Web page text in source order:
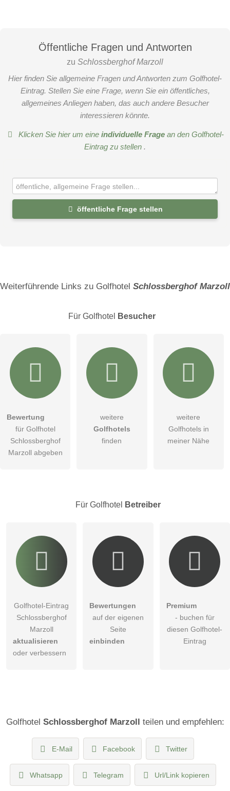
Öffentliche Fragen und Antworten
zu Schlossberghof Marzoll
Hier finden Sie allgemeine Fragen und Antworten zum Golfhotel-
Eintrag. Stellen Sie eine Frage, wenn Sie ein öffentliches,
allgemeines Anliegen haben, das auch andere Besucher
interessieren könnte.
Klicken Sie hier um eine individuelle Fragean den Golfhotel-
Eintrag zu stellen .
öffentliche Frage stellen
E-Mail-Adresse (wird nicht veröffentlicht)
Hiermit akzeptiere ich dieAGB
DieDatenschutzerklärung habe ich zur Kenntnis genommen.
.
Weiterführende Links zu Golfhotel Schlossberghof Marzoll
Für Golfhotel Besucher
Bewertung
für Golfhotel
Schlossberghof
Marzoll abgeben
weitere
Golfhotels
finden
weitere
Golfhotels in
meiner Nähe
Für Golfhotel Betreiber
Golfhotel-Eintrag
Schlossberghof
Marzoll
aktualisieren
oder verbessern
Bewertungen
auf der eigenen
Seite
einbinden
Premium
- buchen für
diesen Golfhotel-
Eintrag
Golfhotel Schlossberghof Marzoll teilen und empfehlen:
E-Mail Facebook Twitter
Whatsapp Telegram Url/Link kopieren